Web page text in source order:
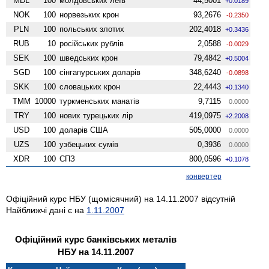
NOK 100 норвезьких крон 93,2676 -0.2350
PLN 100 польських злотих 202,4018 +0.3436
RUB 10 російських рублів 2,0588 -0.0029
SEK 100 шведських крон 79,4842 +0.5004
SGD 100 сінгапурських доларів 348,6240 -0.0898
SKK 100 словацьких крон 22,4443 +0.1340
TMM 10000 туркменських манатів 9,7115 0.0000
TRY 100 нових турецьких лір 419,0975 +2.2008
USD 100 доларів США 505,0000 0.0000
UZS 100 узбецьких сумів 0,3936 0.0000
XDR 100 СПЗ 800,0596 +0.1078
конвертер
Офіційний курс НБУ (щомісячний) на 14.11.2007 відсутній
Найближчі дані є на 1.11.2007
Офіційний курс банківських металів
НБУ на 14.11.2007